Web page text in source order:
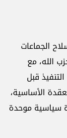
الجماعات
الله، مع
التنفيذقبل
الأساسية،
سياسية موحدة